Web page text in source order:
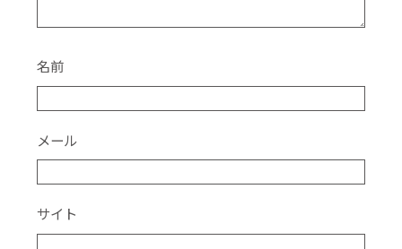
名前
メール
サイト